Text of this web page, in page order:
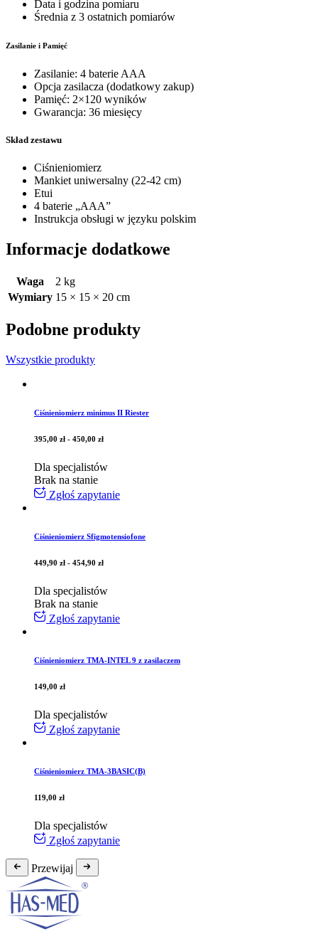
Data i godzina pomiaru
Średnia z 3 ostatnich pomiarów
Zasilanie i Pamięć
Zasilanie: 4 baterie AAA
Opcja zasilacza (dodatkowy zakup)
Pamięć: 2×120 wyników
Gwarancja: 36 miesięcy
Skład zestawu
Ciśnieniomierz
Mankiet uniwersalny (22-42 cm)
Etui
4 baterie „AAA”
Instrukcja obsługi w języku polskim
Informacje dodatkowe
Waga
2 kg
Wymiary 15 × 15 × 20 cm
Podobne produkty
Wszystkie produkty
Ciśnieniomierz minimus II Riester
395,00 zł - 450,00 zł
Dla specjalistów
Brak na stanie
Zgłoś zapytanie
Ciśnieniomierz Sfigmotensiofone
449,90 zł - 454,90 zł
Dla specjalistów
Brak na stanie
Zgłoś zapytanie
Ciśnieniomierz TMA-INTEL 9 z zasilaczem
149,00 zł
Dla specjalistów
Zgłoś zapytanie
Ciśnieniomierz TMA-3BASIC(B)
119,00 zł
Dla specjalistów
Zgłoś zapytanie
Przewijaj